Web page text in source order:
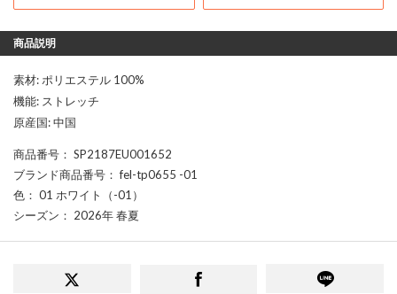
商品説明
素材: ポリエステル 100%
機能: ストレッチ
原産国: 中国
商品番号 ： SP2187EU001652
ブランド商品番号 ： fel-tp0655 -01
色 ： 01 ホワイト（-01）
シーズン ： 2026年 春夏